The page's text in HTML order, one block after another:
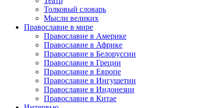
Толковый словарь
Мысли великих
Православие в мире
Православие в Америке
Православие в Африке
Православие в Белоруссии
Православие в Греции
Православие в Европе
Православие в Ингушетии
Православие в Индонезии
Православие в Китае